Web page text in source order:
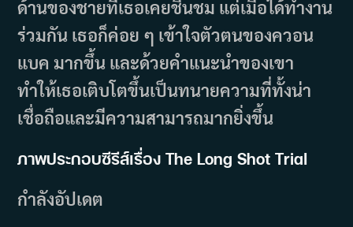
ด้านของชายที่เธอเคยชื่นชม แต่เมื่อได้ทำงาน
ร่วมกัน เธอก็ค่อย ๆ เข้าใจตัวตนของควอน
แบค มากขึ้น และด้วยคำแนะนำของเขา
ทำให้เธอเติบโตขึ้นเป็นทนายความที่ทั้งน่า
เชื่อถือและมีความสามารถมากยิ่งขึ้น
ภาพประกอบซีรีส์เรื่อง The Long Shot Trial
กำลังอัปเดต